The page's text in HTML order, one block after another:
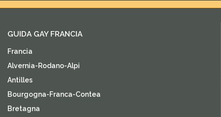
GUIDA GAY FRANCIA
Francia
Alvernia-Rodano-Alpi
Antilles
Bourgogna-Franca-Contea
Bretagna